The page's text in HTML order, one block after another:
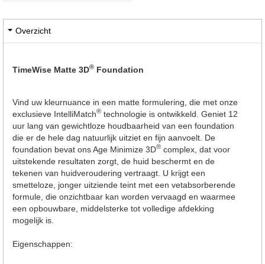
Overzicht
TimeWise Matte 3D® Foundation
Vind uw kleurnuance in een matte formulering, die met onze
exclusieve IntelliMatch® technologie is ontwikkeld. Geniet 12
uur lang van gewichtloze houdbaarheid van een foundation
die er de hele dag natuurlijk uitziet en fijn aanvoelt. De
foundation bevat ons Age Minimize 3D® complex, dat voor
uitstekende resultaten zorgt, de huid beschermt en de
tekenen van huidveroudering vertraagt. U krijgt een
smetteloze, jonger uitziende teint met een vetabsorberende
formule, die onzichtbaar kan worden vervaagd en waarmee
een opbouwbare, middelsterke tot volledige afdekking
mogelijk is.
Eigenschappen: